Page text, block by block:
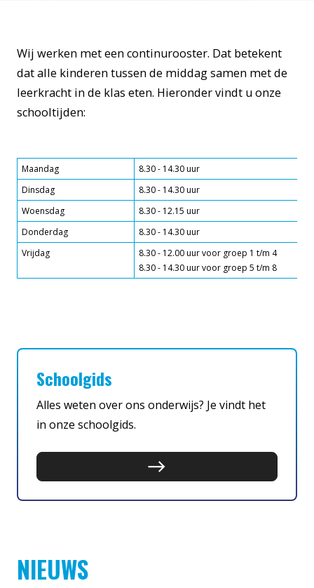
Wij werken met een continurooster. Dat betekent
dat alle kinderen tussen de middag samen met de
leerkracht in de klas eten. Hieronder vindt u onze
schooltijden:
Maandag
8.30 - 14.30 uur
Dinsdag
8.30 - 14.30 uur
Woensdag
8.30 - 12.15 uur
Donderdag
8.30 - 14.30 uur
Vrijdag
8.30 - 12.00 uur voor groep 1 t/m 4
8.30 - 14.30 uur voor groep 5 t/m 8
Schoolgids
Alles weten over ons onderwijs? Je vindt het
in onze schoolgids.
NIEUWS